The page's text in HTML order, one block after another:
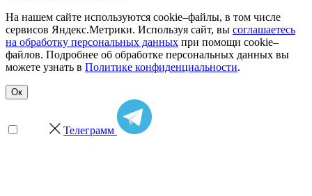
На нашем сайте используются cookie–файлы, в том числе
сервисов Яндекс.Метрики. Используя сайт, вы соглашаетесь
на обработку персональных данных при помощи cookie–
файлов. Подробнее об обработке персональных данных вы
можете узнать в Политике конфиденциальности.
Ок
Телеграмм